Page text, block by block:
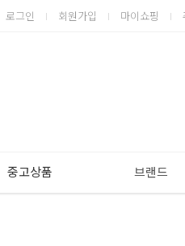
로그인 회원가입 마이쇼핑
중고상품 브랜드